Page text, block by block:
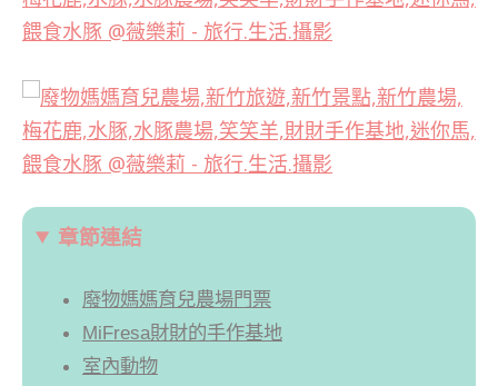
章節連結
廢物媽媽育兒農場門票
MiFresa財財的手作基地
室內動物